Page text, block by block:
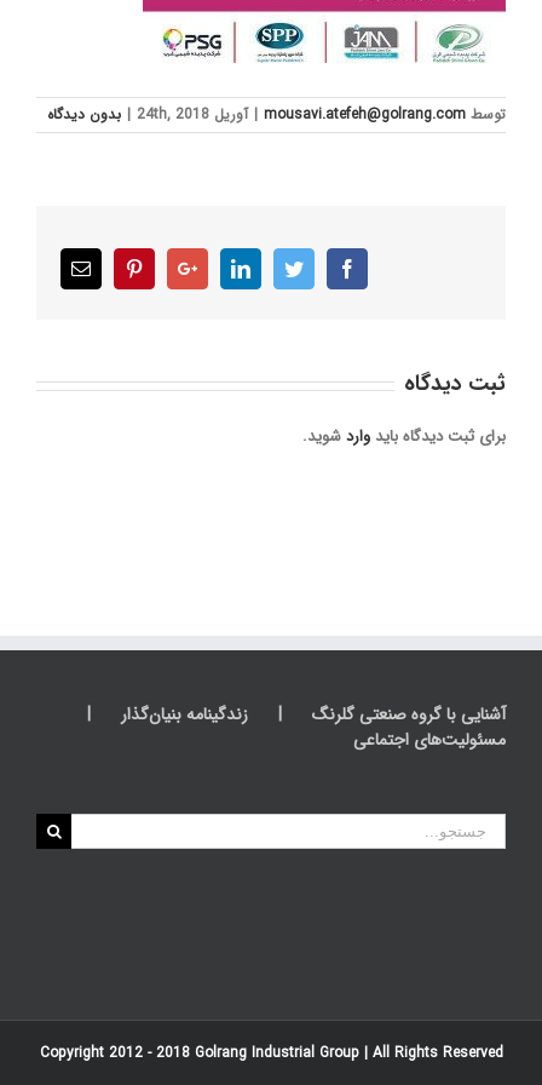
توسط mousavi.atefeh@golrang.com
| آوریل 24th, 2018 | بدون ديدگاه
Facebook
Twitter
LinkedIn
Google+
Pinterest
Email
ثبت ديدگاه
برای ثبت دیدگاه باید واردشوید.
آشنایی با گروه صنعتی گلرنگ
زندگینامه بنیان‌گذار
مسئولیت‌های اجتماعی
جستجو
برای:
Copyright 2012 - 2018 Golrang Industrial Group| All Rights Reserved